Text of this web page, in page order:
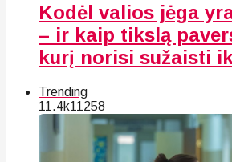
Kodėl valios jėga
– ir kaip tikslą
kurį norisi sužaisti
Trending
11.4k11258